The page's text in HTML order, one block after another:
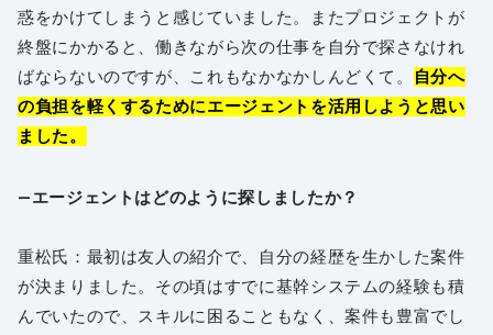
惑をかけてしまうと感じていました。またプロジェクトが
終盤にかかると、働きながら次の仕事を自分で探さなけれ
ばならないのですが、これもなかなかしんどくて。
自分へ
の負担を軽くするためにエージェントを活用しようと思い
ました。
―エージェントはどのように探しましたか？
重松氏：最初は友人の紹介で、自分の経歴を生かした案件
が決まりました。その頃はすでに基幹システムの経験も積
んでいたので、スキルに困ることもなく、案件も豊富でし